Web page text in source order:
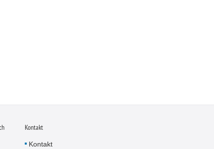
Kontakt
Kontakt